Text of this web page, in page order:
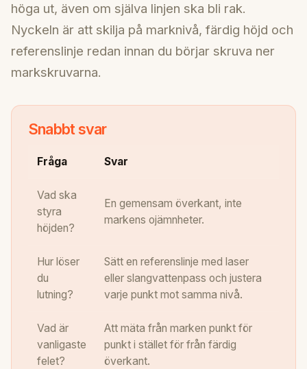
höga ut, även om själva linjen ska bli rak.
Nyckeln är att skilja på marknivå, färdig höjd och
referenslinje redan innan du börjar skruva ner
markskruvarna.
Snabbt svar
Fråga Svar
Vad ska
styra
höjden?
En gemensam överkant, inte
markens ojämnheter.
Hur löser
du
lutning?
Sätt en referenslinje med laser
eller slangvattenpass och justera
varje punkt mot samma nivå.
Vad är
vanligaste
felet?
Att mäta från marken punkt för
punkt i stället för från färdig
överkant.